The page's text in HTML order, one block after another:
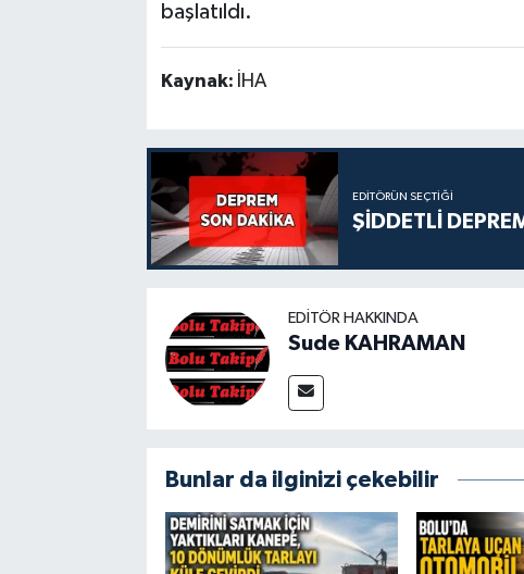
başlatıldı.
Kaynak: İHA
EDITÖRÜN SEÇTIĞI
ŞİDDETLİ
EDITÖR HAKKINDA
Sude KAHRAMAN
Bunlar da ilginizi çekebilir